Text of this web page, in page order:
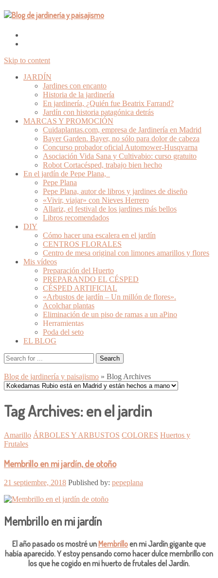
Skip to content
JARDÍN
Jardines con encanto
Historia de la jardinería
En jardinería, ¿Quién fue Beatrix Farrand?
Jardín con historia patagónica detrás
MARCAS Y PROMOCIÓN
Cuidaplantas.com, empresa de Jardinería en Madrid
Bayer Garden. Bayer, no sólo para dolor de cabeza
Concurso probador oficial Automower-Husqvarna
Asociación Vida Sana y Cultivabio: curso gratuito
Robot Cortacésped, trabajo bien hecho
En el jardín de Pepe Plana,
Pepe Plana
Pepe Plana, autor de libros y jardines de diseño
«Vivir, viajar» con Nieves Herrero
Allariz, el festival de los jardines más bellos
Libros recomendados
DIY
Cómo hacer una escalera en el jardín
CENTROS FLORALES
Centro de mesa original con limones amarillos y flores
Mis vídeos
Preparación del Huerto
PREPARANDO EL CÉSPED
CÉSPED ARTIFICIAL
«Arbustos de jardín – Un millón de flores».
Acolchar plantas
Eliminación de un piso de ramas a un aPino
Herramientas
Poda del seto
EL BLOG
Blog de jardinería y paisajismo » Blog Archives
Tag Archives:en el jardin
Amarillo ÁRBOLES Y ARBUSTOS COLORES Huertos y
Frutales
Membrillo en mi jardín, de otoño
21 septiembre, 2018 Published by: pepeplana
Membrillo en mi jardín
El año pasado os mostré unMembrilloen mi Jardíngigante que
había aparecido. Y estoy pensando como hacer dulce membrillo con
los que he cogido en mi huerto de frutales del Jardín.